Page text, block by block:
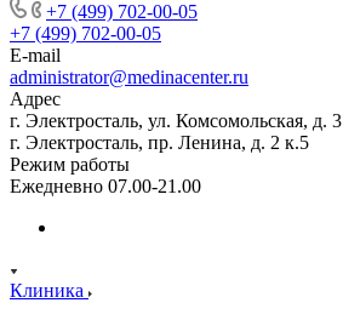
+7 (499) 702-00-05
+7 (499) 702-00-05
E-mail
administrator@medinacenter.ru
Адрес
г. Электросталь, ул. Комсомольская, д. 3
г. Электросталь, пр. Ленина, д. 2 к.5
Режим работы
Ежедневно 07.00-21.00
Клиника